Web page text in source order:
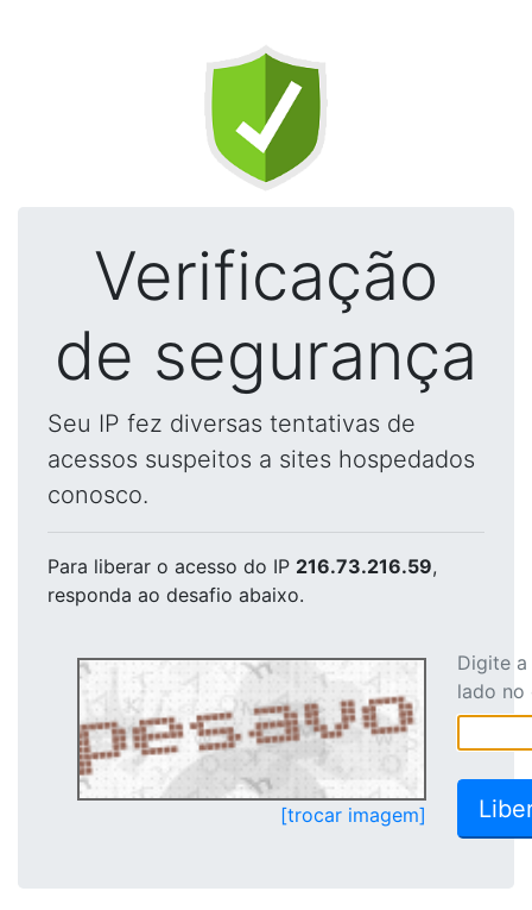
Verificação
de segurança
Seu IP fez diversas tentativas de
acessos suspeitos a sites hospedados
conosco.
Para liberar o acesso do IP 216.73.216.59,
responda ao desafio abaixo.
[trocar imagem]
Digite
lado no